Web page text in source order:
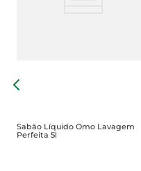
Sabão Líquido Omo Lavagem
Perfeita 5l